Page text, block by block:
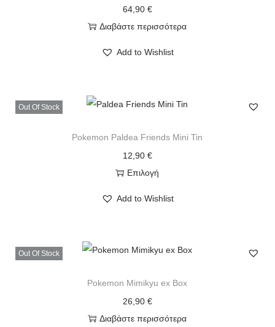
64,90 €
Διαβάστε περισσότερα
Add to Wishlist
Out Of Stock
Pokemon Paldea Friends Mini Tin
12,90 €
Επιλογή
Add to Wishlist
Out Of Stock
Pokemon Mimikyu ex Box
26,90 €
Διαβάστε περισσότερα